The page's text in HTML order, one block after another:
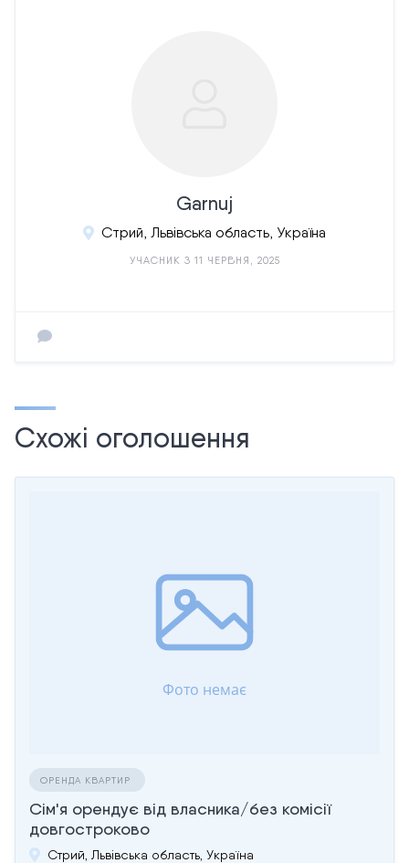
Garnuj
Стрий, Львівська область, Україна
УЧАСНИК З 11 ЧЕРВНЯ, 2025
Схожі оголошення
ОРЕНДА КВАРТИР
Сім'я орендує від власника/без комісії
довгостроково
Стрий, Львівська область, Україна